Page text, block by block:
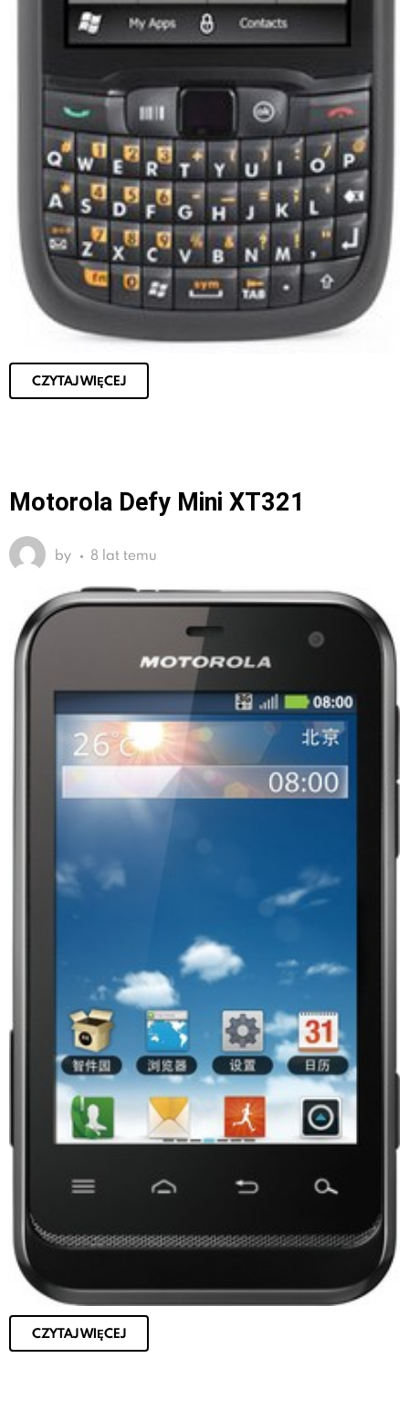
CZYTAJ WIĘCEJ
Motorola Defy Mini XT321
by 8 lat temu
CZYTAJ WIĘCEJ